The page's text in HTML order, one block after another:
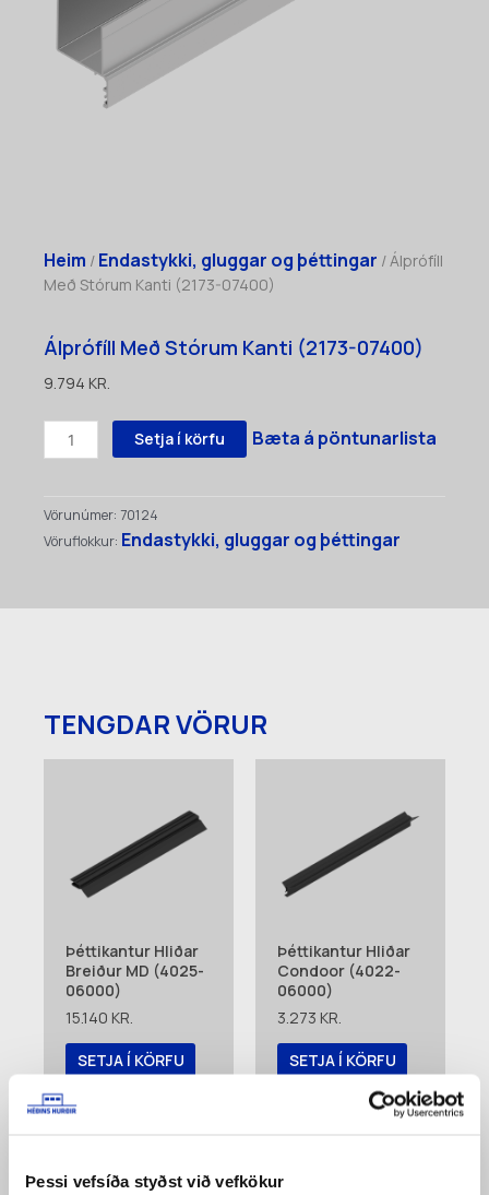
Þessi vefsíða styðst við vefkökur
Heim / Endastykki, gluggar og þéttingar / Álprófíll
Með Stórum Kanti (2173-07400)
Álprófíll Með Stórum Kanti (2173-07400)
9.794 KR.
Álprófíll
Með
07400)
Setja í körfu Bæta á pöntunarlista
Vörunúmer: 70124
Vöruflokkur: Endastykki, gluggar og þéttingar
TENGDAR VÖRUR
Þéttikantur Hliðar
Breiður MD (4025-
06000)
15.140 KR.
SETJA Í KÖRFU
Bæta á
Þéttikantur Hliðar
Condoor (4022-
06000)
3.273 KR.
SETJA Í KÖRFU